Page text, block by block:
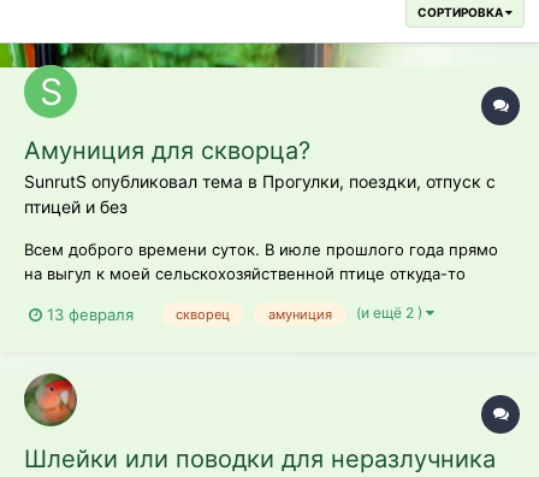
СОРТИРОВКА
Амуниция для скворца?
SunrutS опубликовал тема в Прогулки, поездки, отпуск с
птицей и без
Всем доброго времени суток. В июле прошлого года прямо
на выгул к моей сельскохозяйственной птице откуда-то
был достаточно истощенным, киль торчал. Конечно же, я его
нескольких дней...
13 февраля скворец амуниция (и ещё 2 )
Шлейки или поводки для неразлучника